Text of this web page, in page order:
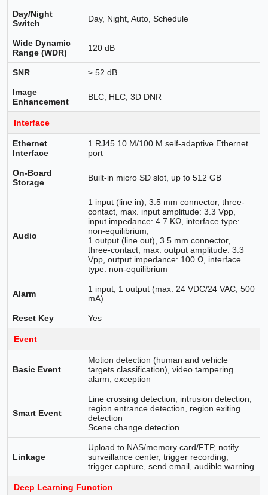
Day/Night
Switch
Day, Night, Auto, Schedule
Wide Dynamic
Range (WDR)
120 dB
SNR ≥ 52 dB
Image
Enhancement
BLC, HLC, 3D DNR
Interface
Ethernet
Interface
1 RJ45 10 M/100 M self-adaptive Ethernet
port
On-Board
Storage
Built-in micro SD slot, up to 512 GB
Audio
1 input (line in), 3.5 mm connector, three-
contact, max. input amplitude: 3.3 Vpp,
input impedance: 4.7 KΩ, interface type:
non-equilibrium;
1 output (line out), 3.5 mm connector,
three-contact, max. output amplitude: 3.3
Vpp, output impedance: 100 Ω, interface
type: non-equilibrium
Alarm
1 input, 1 output (max. 24 VDC/24 VAC, 500
mA)
Reset Key Yes
Event
Basic Event
Motion detection (human and vehicle
targets classification), video tampering
alarm, exception
Smart Event
Line crossing detection, intrusion detection,
region entrance detection, region exiting
detection
Scene change detection
Linkage
Upload to NAS/memory card/FTP, notify
surveillance center, trigger recording,
trigger capture, send email, audible warning
Deep Learning Function